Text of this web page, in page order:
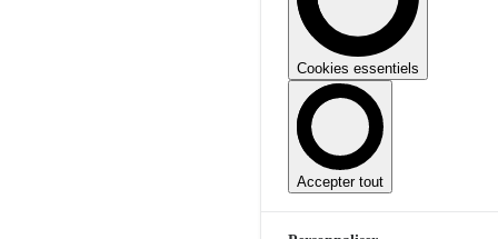
Cookies essentiels
Accepter tout